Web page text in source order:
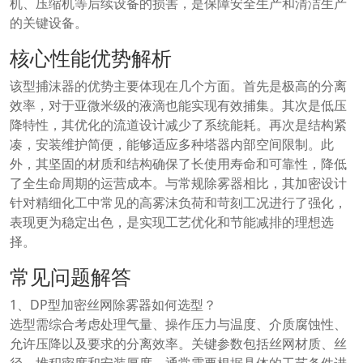
机、压缩机等后续设备的损害，是保障安全生产和清洁生产
的关键设备。
核心性能优势解析
该型捕沫器的优势主要体现在几个方面。首先是极高的分离
效率，对于亚微米级的液滴也能实现有效捕集。其次是低压
降特性，其优化的流道设计减少了系统能耗。再次是结构紧
凑，安装维护简便，能够适应多种塔器内部空间限制。此
外，其坚固的材质和结构确保了长使用寿命和可靠性，降低
了全生命周期的运营成本。与常规除雾器相比，其加密设计
针对精细化工中常见的高雾沫负荷和苛刻工况进行了强化，
表现更为稳定出色，是实现工艺优化和节能减排的理想选
择。
常见问题解答
1、DP型加密丝网除雾器如何选型？
选型需综合考虑处理气量、操作压力与温度、介质腐蚀性、
允许压降以及要求的分离效率。关键参数包括丝网材质、丝